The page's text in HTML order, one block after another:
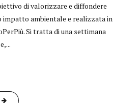
di valorizzare e diffondere
impatto ambientale e realizzata in
Si tratta di una settimana